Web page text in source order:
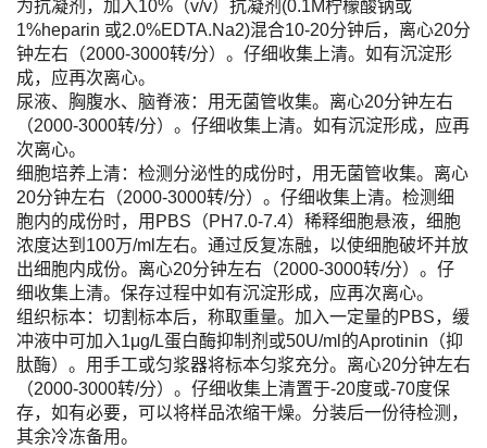
为抗凝剂，加入10%（v/v）抗凝剂(0.1M柠檬酸钠或
1%heparin 或2.0%EDTA.Na2)混合10-20分钟后，离心20分
钟左右（2000-3000转/分）。仔细收集上清。如有沉淀形
成，应再次离心。
尿液、胸腹水、脑脊液：用无菌管收集。离心20分钟左右
（2000-3000转/分）。仔细收集上清。如有沉淀形成，应再
次离心。
细胞培养上清：检测分泌性的成份时，用无菌管收集。离心
20分钟左右（2000-3000转/分）。仔细收集上清。检测细
胞内的成份时，用PBS（PH7.0-7.4）稀释细胞悬液，细胞
浓度达到100万/ml左右。通过反复冻融，以使细胞破坏并放
出细胞内成份。离心20分钟左右（2000-3000转/分）。仔
细收集上清。保存过程中如有沉淀形成，应再次离心。
组织标本：切割标本后，称取重量。加入一定量的PBS，缓
冲液中可加入1μg/L蛋白酶抑制剂或50U/ml的Aprotinin（抑
肽酶）。用手工或匀浆器将标本匀浆充分。离心20分钟左右
（2000-3000转/分）。仔细收集上清置于-20度或-70度保
存，如有必要，可以将样品浓缩干燥。分装后一份待检测，
其余冷冻备用。